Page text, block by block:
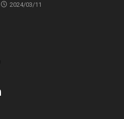
2024/03/11